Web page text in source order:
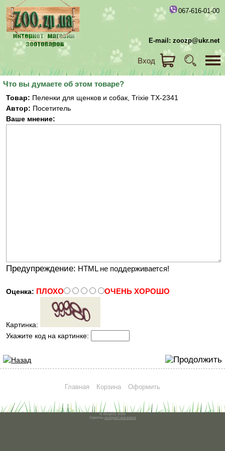
067-616-01-00
E-mail: zoozp@ukr.net
Вход
Что вы думаете об этом товаре?
Товар: Пеленки для щенков и собак, Trixie TX-2341
Автор: Посетитель
Ваше мнение:
Предупреждение: HTML не поддерживается!
Оценка: ПЛОХО ОЧЕНЬ ХОРОШО
Картинка:
Укажите код на картинке:
Главная Корзина Оформить
© ShopOS 2026
Скрипты интернет-магазина